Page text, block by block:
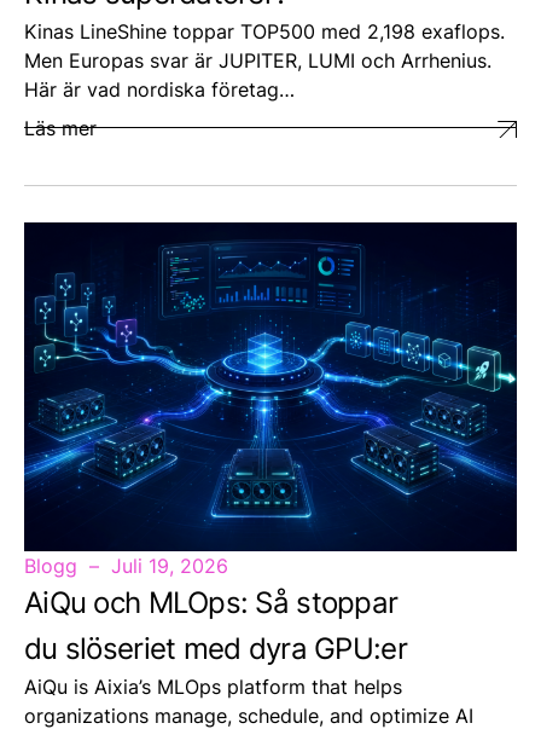
Kinas LineShine toppar TOP500 med 2,198 exaflops.
Men Europas svar är JUPITER, LUMI och Arrhenius.
Här är vad nordiska företag…
Läs mer
Blogg Juli 19, 2026
AiQu och MLOps: Så stoppar
du slöseriet med dyra GPU:er
AiQu is Aixia’s MLOps platform that helps
organizations manage, schedule, and optimize AI